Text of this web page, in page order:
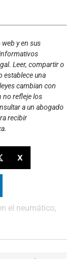
y en sus
Leer, compartir o
establece una
cambian con
no refleje los
a un abogado
recibir
X
el neumático,